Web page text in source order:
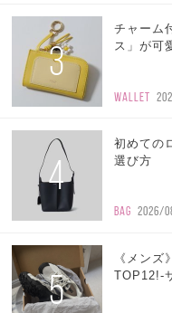
3
チャーム
ス」が可
WALLET
4
初めての
選び方
BAG 2026/
5
《メン
TOP12!-